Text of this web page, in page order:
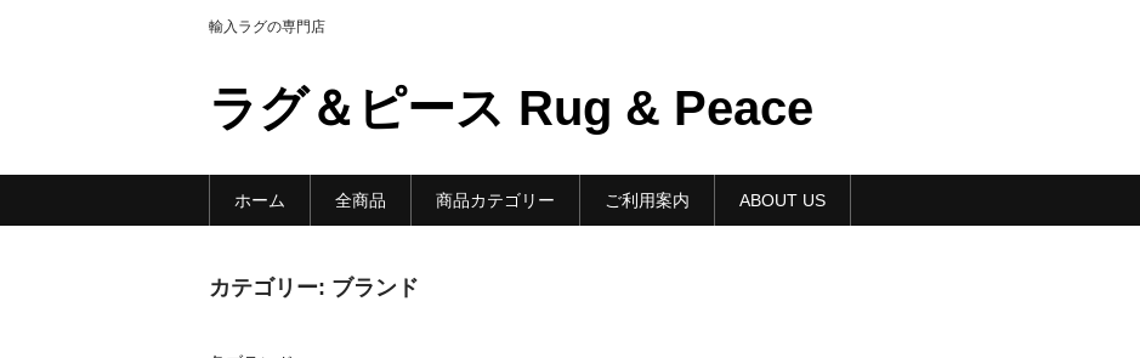
輸入ラグの専門店
ラグ＆ピース Rug & Peace
ホーム 全商品 商品カテゴリー ご利用案内 ABOUT US
カテゴリー: ブランド